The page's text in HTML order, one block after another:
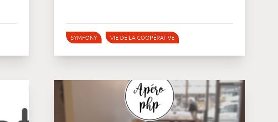
SYMFONY VIE DE LA COOPÉRATIVE